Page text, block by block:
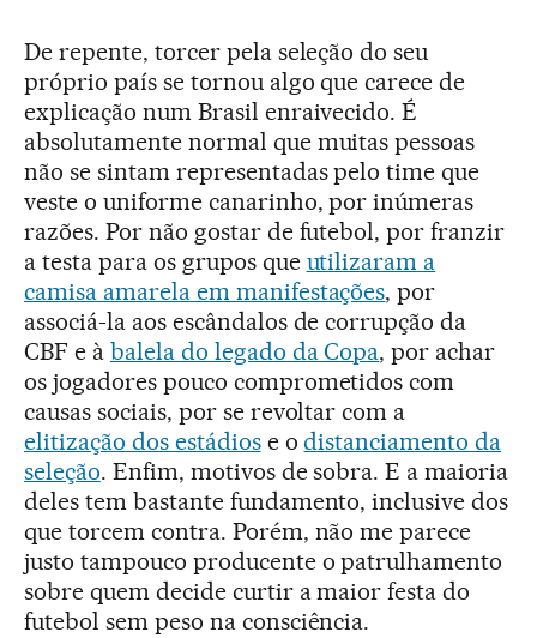
De repente, torcer pela seleção do seu
próprio país se tornou algo que carece de
explicação num Brasil enraivecido. É
absolutamente normal que muitas pessoas
não se sintam representadas pelo time que
veste o uniforme canarinho, por inúmeras
razões. Por não gostar de futebol, por franzir
a testa para os grupos que utilizaram a
camisa amarela em manifestações, por
associá-la aos escândalos de corrupção da
CBF e à balela do legado da Copa, por achar
os jogadores pouco comprometidos com
causas sociais, por se revoltar com a
elitização dos estádiose odistanciamento da
seleção. Enfim, motivos de sobra. E a maioria
deles tem bastante fundamento, inclusive dos
que torcem contra. Porém, não me parece
justo tampouco producente o patrulhamento
sobre quem decide curtir a maior festa do
futebol sem peso na consciência.